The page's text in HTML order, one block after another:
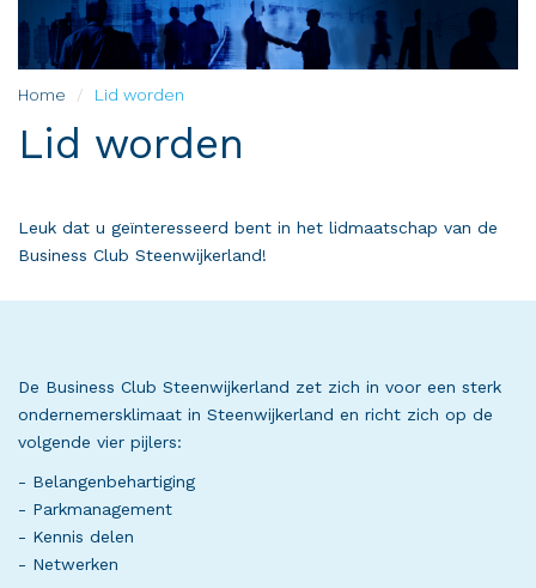
Home Lid worden
Lid worden
Leuk dat u geïnteresseerd bent in het lidmaatschap van de
Business Club Steenwijkerland!
De Business Club Steenwijkerland zet zich in voor een sterk
ondernemersklimaat in Steenwijkerland en richt zich op de
volgende vier pijlers:
- Belangenbehartiging
- Parkmanagement
- Kennis delen
- Netwerken